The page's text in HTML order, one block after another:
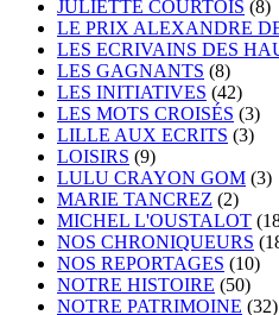
JULIETTE COURTOIS (8)
LE PRIX ALEXANDRE
LES ECRIVAINS DES
LES GAGNANTS (8)
LES INITIATIVES (42)
LES MOTS CROISÉS (3)
LILLE AUX ECRITS (3)
LOISIRS (9)
LULU CRAYON GOM (3)
MARIE TANCREZ (2)
MICHEL L'OUSTALOT
NOS CHRONIQUEURS
NOS REPORTAGES (10)
NOTRE HISTOIRE (50)
NOTRE PATRIMOINE (32)